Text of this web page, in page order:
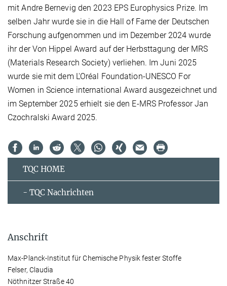
mit Andre Bernevig den 2023 EPS Europhysics Prize. Im
selben Jahr wurde sie in die Hall of Fame der Deutschen
Forschung aufgenommen und im Dezember 2024 wurde
ihr der Von Hippel Award auf der Herbsttagung der MRS
(Materials Research Society) verliehen. Im Juni 2025
wurde sie mit dem L'Oréal Foundation-UNESCO For
Women in Science international Award ausgezeichnet und
im September 2025 erhielt sie den E-MRS Professor Jan
Czochralski Award 2025.
TQC HOME
- TQC Nachrichten
Anschrift
Max-Planck-Institut für Chemische Physik fester Stoffe
Felser, Claudia
Nöthnitzer Straße 40